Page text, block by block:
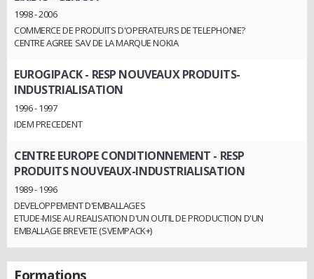
1998 - 2006
COMMERCE DE PRODUITS D'OPERATEURS DE TELEPHONIE?
CENTRE AGREE SAV DE LA MARQUE NOKIA
EUROGIPACK- RESP NOUVEAUX PRODUITS-
INDUSTRIALISATION
1996 - 1997
IDEM PRECEDENT
CENTRE EUROPE CONDITIONNEMENT - RESP
PRODUITS NOUVEAUX-INDUSTRIALISATION
1989 - 1996
DEVELOPPEMENT D'EMBALLAGES
ETUDE-MISE AU REALISATION D'UN OUTIL DE PRODUCTION D'UN
EMBALLAGE BREVETE (SVEMPACK+)